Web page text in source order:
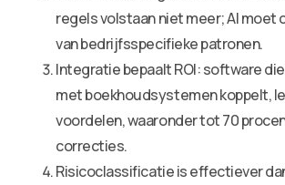
regels volstaan niet meer; AI moet
van bedrijfsspecifieke patronen.
Integratie bepaalt ROI: software
met boekhoudsystemen koppelt,
voordelen, waaronder tot 70
correcties.
Risicoclassificatie is effectiever